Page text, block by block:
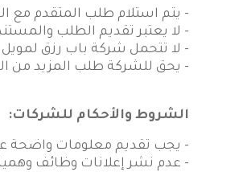
- يتم استلام طلب المتقدم مع
- لا يعتبر تقديم الطلب
- لا تتحمل شركة باب رزق
- يحق للشركة طلب المزيد من
الشروط والأحكام للشركات:
- يجب تقديم معلومات واضحة عن
- عدم نشر إعلانات وظائف